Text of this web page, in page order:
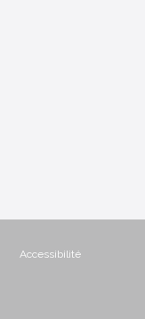
Accessibilité